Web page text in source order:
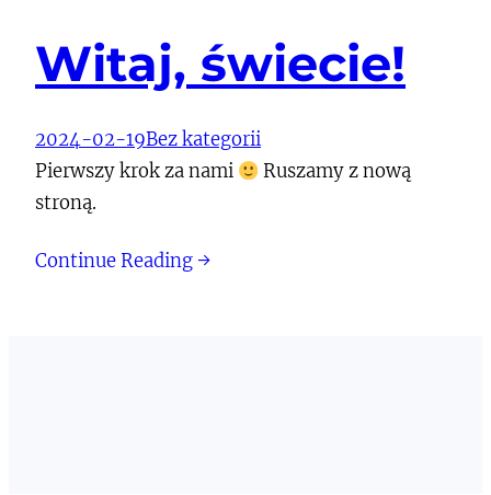
Witaj, świecie!
2024-02-19Bez kategorii
Pierwszy krok za nami
Ruszamy z nową
stroną.
Continue Reading →